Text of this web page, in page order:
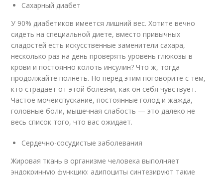
Сахарный диабет
У 90% диабетиков имеется лишний вес. Хотите вечно
сидеть на специальной диете, вместо привычных
сладостей есть искусственные заменители сахара,
несколько раз на день проверять уровень глюкозы в
крови и постоянно колоть инсулин? Что ж, тогда
продолжайте полнеть. Но перед этим поговорите с тем,
кто страдает от этой болезни, как он себя чувствует.
Частое мочеиспускание, постоянные голод и жажда,
головные боли, мышечная слабость — это далеко не
весь список того, что вас ожидает.
Сердечно-сосудистые заболевания
Жировая ткань в организме человека выполняет
эндокринную функцию: адипоциты синтезируют такие